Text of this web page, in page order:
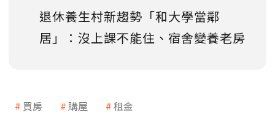
退休養生村新趨勢「和大學當鄰
居」：沒上課不能住、宿舍變養老房
買房 購屋 租金